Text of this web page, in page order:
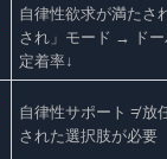
自律性欲求が満たさ
され」モード → ド
定着率↓
自律性サポート ≠ 放
された選択肢が必要